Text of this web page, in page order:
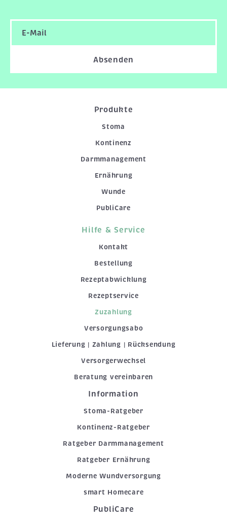
Absenden
Produkte
Stoma
Kontinenz
Darmmanagement
Ernährung
Wunde
PubliCare
Hilfe & Service
Kontakt
Bestellung
Rezeptabwicklung
Rezeptservice
Zuzahlung
Versorgungsabo
Lieferung | Zahlung | Rücksendung
Versorgerwechsel
Beratung vereinbaren
Information
Stoma-Ratgeber
Kontinenz-Ratgeber
Ratgeber Darmmanagement
Ratgeber Ernährung
Moderne Wundversorgung
smart Homecare
PubliCare